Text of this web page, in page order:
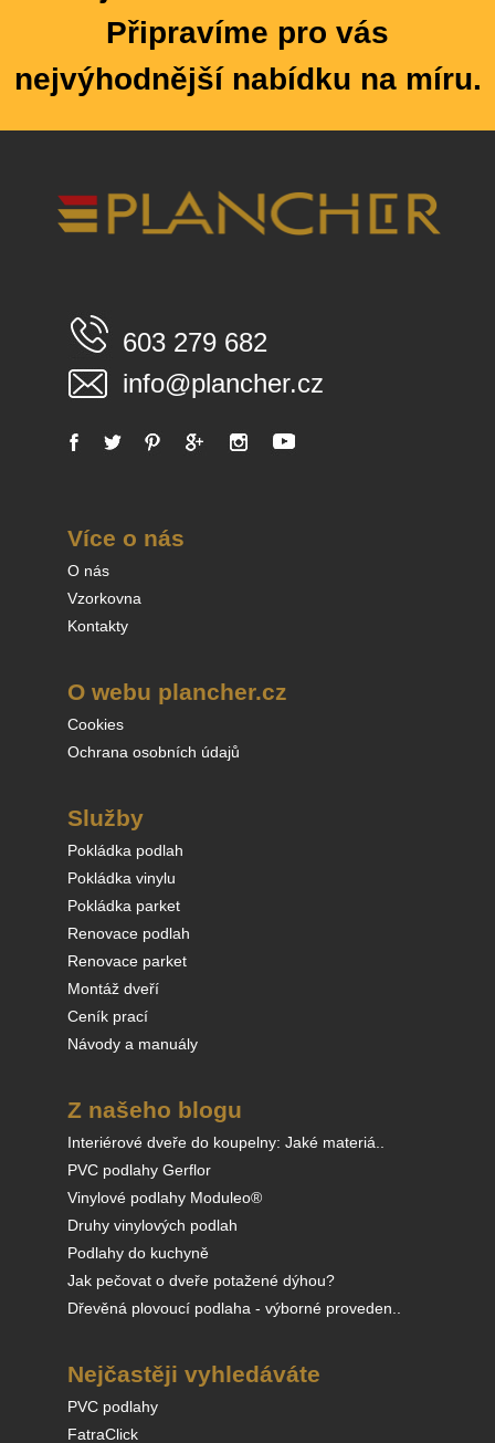
Připravíme pro vás
nejvýhodnější nabídku na míru.
603 279 682
info@plancher.cz
Více o nás
O nás
Vzorkovna
Kontakty
O webu plancher.cz
Cookies
Ochrana osobních údajů
Služby
Pokládka podlah
Pokládka vinylu
Pokládka parket
Renovace podlah
Renovace parket
Montáž dveří
Ceník prací
Návody a manuály
Z našeho blogu
Interiérové dveře do koupelny: Jaké materiá..
PVC podlahy Gerflor
Vinylové podlahy Moduleo®
Druhy vinylových podlah
Podlahy do kuchyně
Jak pečovat o dveře potažené dýhou?
Dřevěná plovoucí podlaha - výborné proveden..
Nejčastěji vyhledáváte
PVC podlahy
FatraClick